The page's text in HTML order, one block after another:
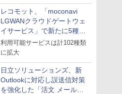
レコモット、「moconavi
LGWANクラウドゲートウェ
イサービス」で新たに5種類
のサービスと連携開始
利用可能サービスは計102種類
に拡大
日立ソリューションズ、新
Outlookに対応し誤送信対策
を強化した「活文 メール誤